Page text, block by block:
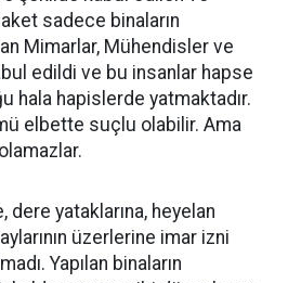
sadece binaların
Mimarlar, Mühendisler ve
edildi ve bu insanlar hapse
hala hapislerde yatmaktadır.
elbette suçlu olabilir. Ama
dere yataklarına, heyelan
üzerlerine imar izni
Yapılan binaların